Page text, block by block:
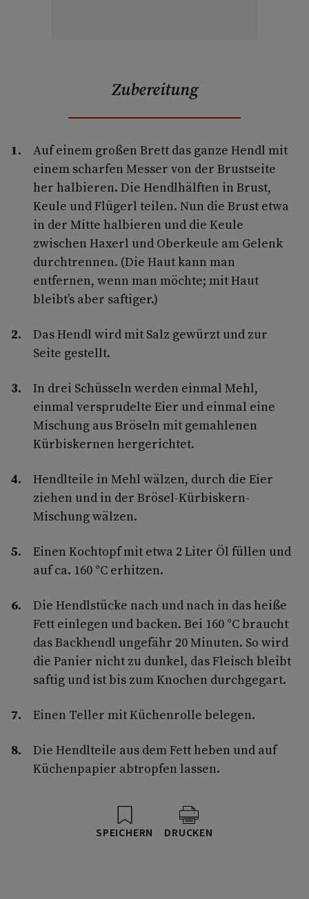
Zubereitung
Auf einem großen Brett das ganze Hendl mit
einem scharfen Messer von der Brustseite
her halbieren. Die Hendlhälften in Brust,
Keule und Flügerl teilen. Nun die Brust etwa
in der Mitte halbieren und die Keule
zwischen Haxerl und Oberkeule am Gelenk
durchtrennen. (Die Haut kann man
entfernen, wenn man möchte; mit Haut
bleibt’s aber saftiger.)
Das Hendl wird mit Salz gewürzt und zur
Seite gestellt.
In drei Schüsseln werden einmal Mehl,
einmal versprudelte Eier und einmal eine
Mischung aus Bröseln mit gemahlenen
Kürbiskernen hergerichtet.
Hendlteile in Mehl wälzen, durch die Eier
ziehen und in der Brösel-Kürbiskern-
Mischung wälzen.
Einen Kochtopf mit etwa 2 Liter Öl füllen und
auf ca. 160 °C erhitzen.
Die Hendlstücke nach und nach in das heiße
Fett einlegen und backen. Bei 160 °C braucht
das Backhendl ungefähr 20 Minuten. So wird
die Panier nicht zu dunkel, das Fleisch bleibt
saftig und ist bis zum Knochen durchgegart.
Einen Teller mit Küchenrolle belegen.
Die Hendlteile aus dem Fett heben und auf
Küchenpapier abtropfen lassen.
SPEICHERN DRUCKEN